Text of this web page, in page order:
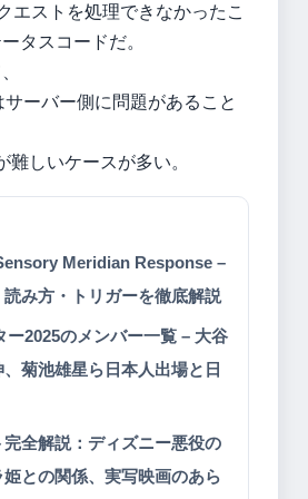
エストを処理できなかったこ
タスコードだ。
ーバー側に問題があること
しいケースが多い。
Meridian Response –
み方・トリガーを徹底解説
ー2025のメンバー一覧 – 大谷
菊池雄星ら日本人出場と日
全解説：ディズニー悪役の
との関係、実写映画のあら